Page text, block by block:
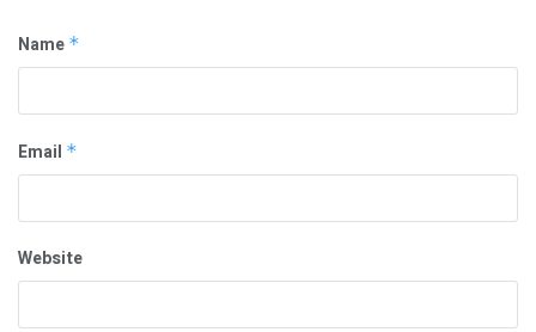
Name *
Email *
Website